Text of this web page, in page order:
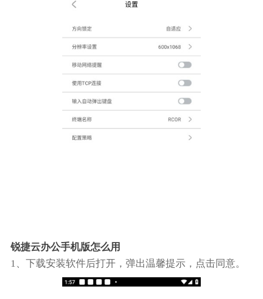
锐捷云办公手机版怎么用
1、下载安装软件后打开，弹出温馨提示，点击同意。